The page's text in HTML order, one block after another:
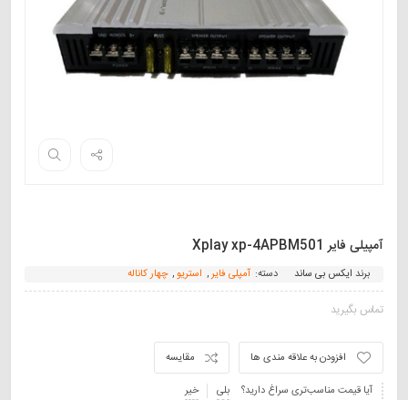
آمپیلی فایر Xplay xp-4APBM501
برند ایکس بی ساند دسته: آمپلی فایر, استریو, چهار کاناله
تماس بگیرید
مقایسه
افزودن به علاقه مندی ها
آیا قیمت مناسب‌تری سراغ دارید؟
بلی خیر